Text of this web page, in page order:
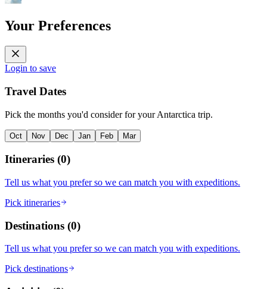
Your Preferences
Login to save
Travel Dates
Pick the months you'd consider for your Antarctica trip.
Oct Nov Dec Jan Feb Mar
Itineraries (0)
Tell us what you prefer so we can match you with expeditions.
Pick itineraries
Destinations (0)
Tell us what you prefer so we can match you with expeditions.
Pick destinations